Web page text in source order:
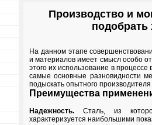
Производство и
подобрать
На данном этапе
и материалов имеет смысл особо
этого их использование в
самые основные разновидности
подыскать опытного
Преимущества
Надежность. Сталь, из
характеризуется наибольшими